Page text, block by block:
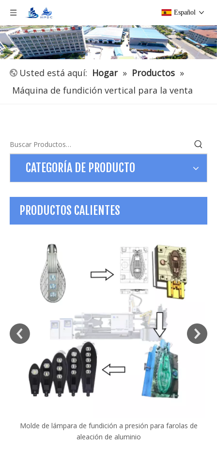
Español
Usted está aquí: Hogar » Productos »
Máquina de fundición vertical para la venta
CATEGORÍA DE PRODUCTO
PRODUCTOS CALIENTES
Máquina de fundición a presión personalizada para motores
de aleación de aluminio